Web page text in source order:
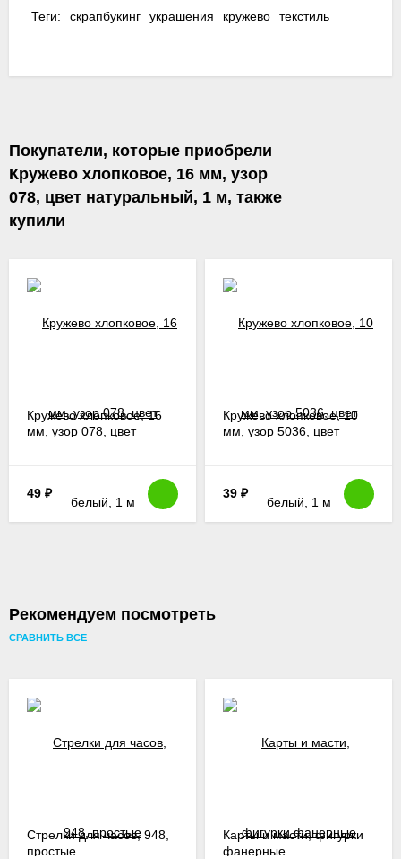
Теги: скрапбукинг украшения кружево текстиль
Покупатели, которые приобрели
Кружево хлопковое, 16 мм, узор
078, цвет натуральный, 1 м, также
купили
Кружево хлопковое, 16
мм, узор 078, цвет
49 ₽
Кружево хлопковое, 10
мм, узор 5036, цвет
39 ₽
Рекомендуем посмотреть
СРАВНИТЬ ВСЕ
Стрелки для часов, 948,
простые
Карты и масти, фигурки
фанерные